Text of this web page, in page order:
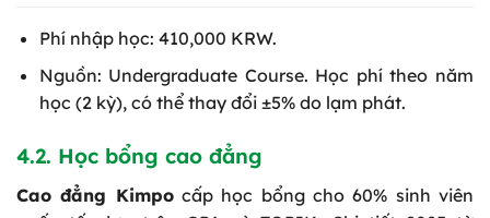
Phí nhập học: 410,000 KRW.
Nguồn: Undergraduate Course. Học phí theo năm
học (2 kỳ), có thể thay đổi ±5% do lạm phát.
4.2. Học bổng cao đẳng
Cao đẳng Kimpocấp học bổng cho 60% sinh viên